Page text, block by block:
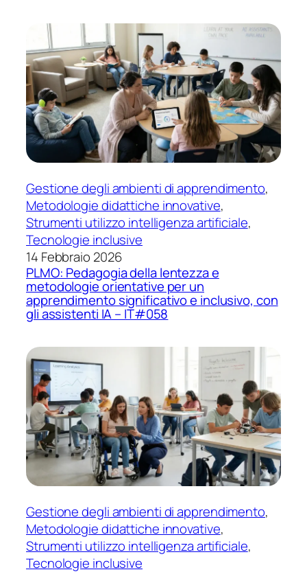
Gestione degli ambienti di apprendimento
Metodologie didattiche innovative
Strumenti utilizzo intelligenza artificiale
Tecnologie inclusive
14 Febbraio 2026
PLMO: Pedagogia della lentezza e
metodologie orientative per un
apprendimento significativo e inclusivo, con
gli assistenti IA – IT#058
Gestione degli ambienti di apprendimento
Metodologie didattiche innovative
Strumenti utilizzo intelligenza artificiale
Tecnologie inclusive